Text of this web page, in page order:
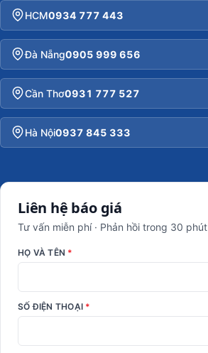
HCM0934 777 443
Đà Nẵng0905 999 656
Cần Thơ0931 777 527
Hà Nội0937 845 333
Liên hệ báo giá
Tư vấn miễn phí · Phản hồi trong 30 phút
HỌ VÀ TÊN *
SỐ ĐIỆN THOẠI *